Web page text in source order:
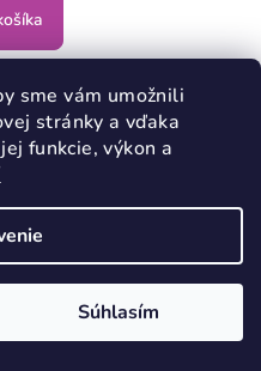
sme vám umožnili
stránky a vďaka
funkcie, výkon a
Súhlasím